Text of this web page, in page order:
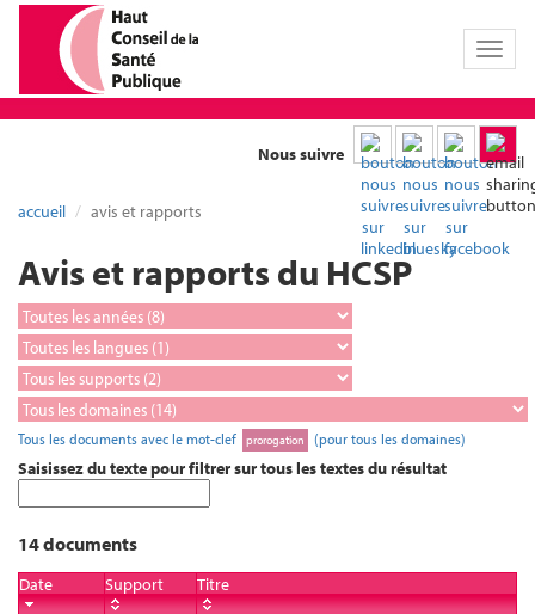
Toggle
Nous suivre
accueil avis et rapports
Avis et rapports du HCSP
Tous les documents avec le mot-clef prorogation (pour tous les domaines)
Saisissez du texte pour filtrer sur tous les textes du résultat
14 documents
Date Support
Titre